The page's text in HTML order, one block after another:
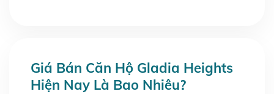
Giá Bán Căn Hộ Gladia Heights
Hiện Nay Là Bao Nhiêu?